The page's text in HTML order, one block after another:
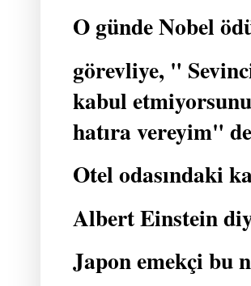
O günde Nobel
görevliye, "
kabul
hatıra vereyim"
Otel odasındaki
Albert Einstein
Japon emekçi bu